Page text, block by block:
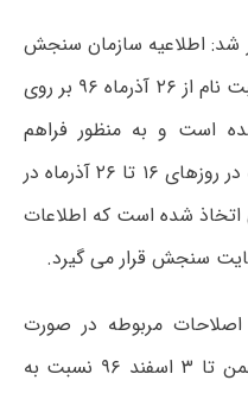
شد: اطلاعیه سازمان سنجش
درباره اصلاحات دفترچه راهنمای ثبت نام از ۲۶ آذرماه ۹۶ بر روی
است و به منظور فراهم
آوردن تسهیلات برای داوطلبانی که در روزهای ۱۶ تا ۲۶ آذرماه در
اتخاذ شده است که اطلاعات
اصلاحات مربوطه در صورت
تمایل می توانند در روزهای ۳۰ بهمن تا ۳ اسفند ۹۶ نسبت به